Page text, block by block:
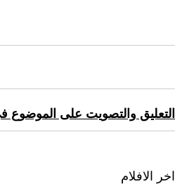
التعليق والتصويت على الموضوع
اخر الافلام